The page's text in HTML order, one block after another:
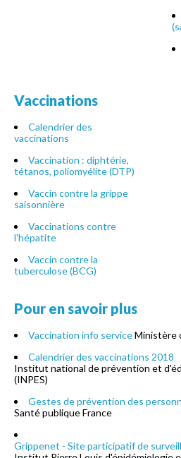
Vaccinations
Calendrier des
vaccinations
Vaccination : diphtérie,
tétanos, poliomyélite (DTP)
Vaccin contre la grippe
saisonnière
Vaccinations contre
l'hépatite
Vaccin contre la
tuberculose (BCG)
Pour en savoir plus
Vaccination info serviceMinistère
Calendrier des vaccinations 2018
Institut national de prévention et
(INPES)
Gestes de prévention des
Santé publique France
Grippenet - Site participatif de